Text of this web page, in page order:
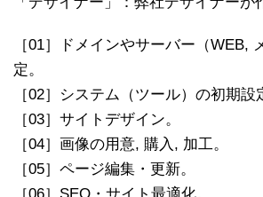
［01］ドメインやサーバー（WEB,
定。
［02］システム（ツール）の初期設
［03］サイトデザイン。
［04］画像の用意, 購入, 加工。
［05］ページ編集・更新。